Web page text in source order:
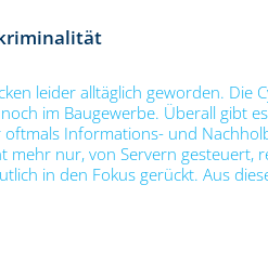
leider alltäglich geworden. Die
im Baugewerbe. Überall gibt
oftmals Informations- und
nur, von Servern gesteuert,
in den Fokus gerückt. Aus